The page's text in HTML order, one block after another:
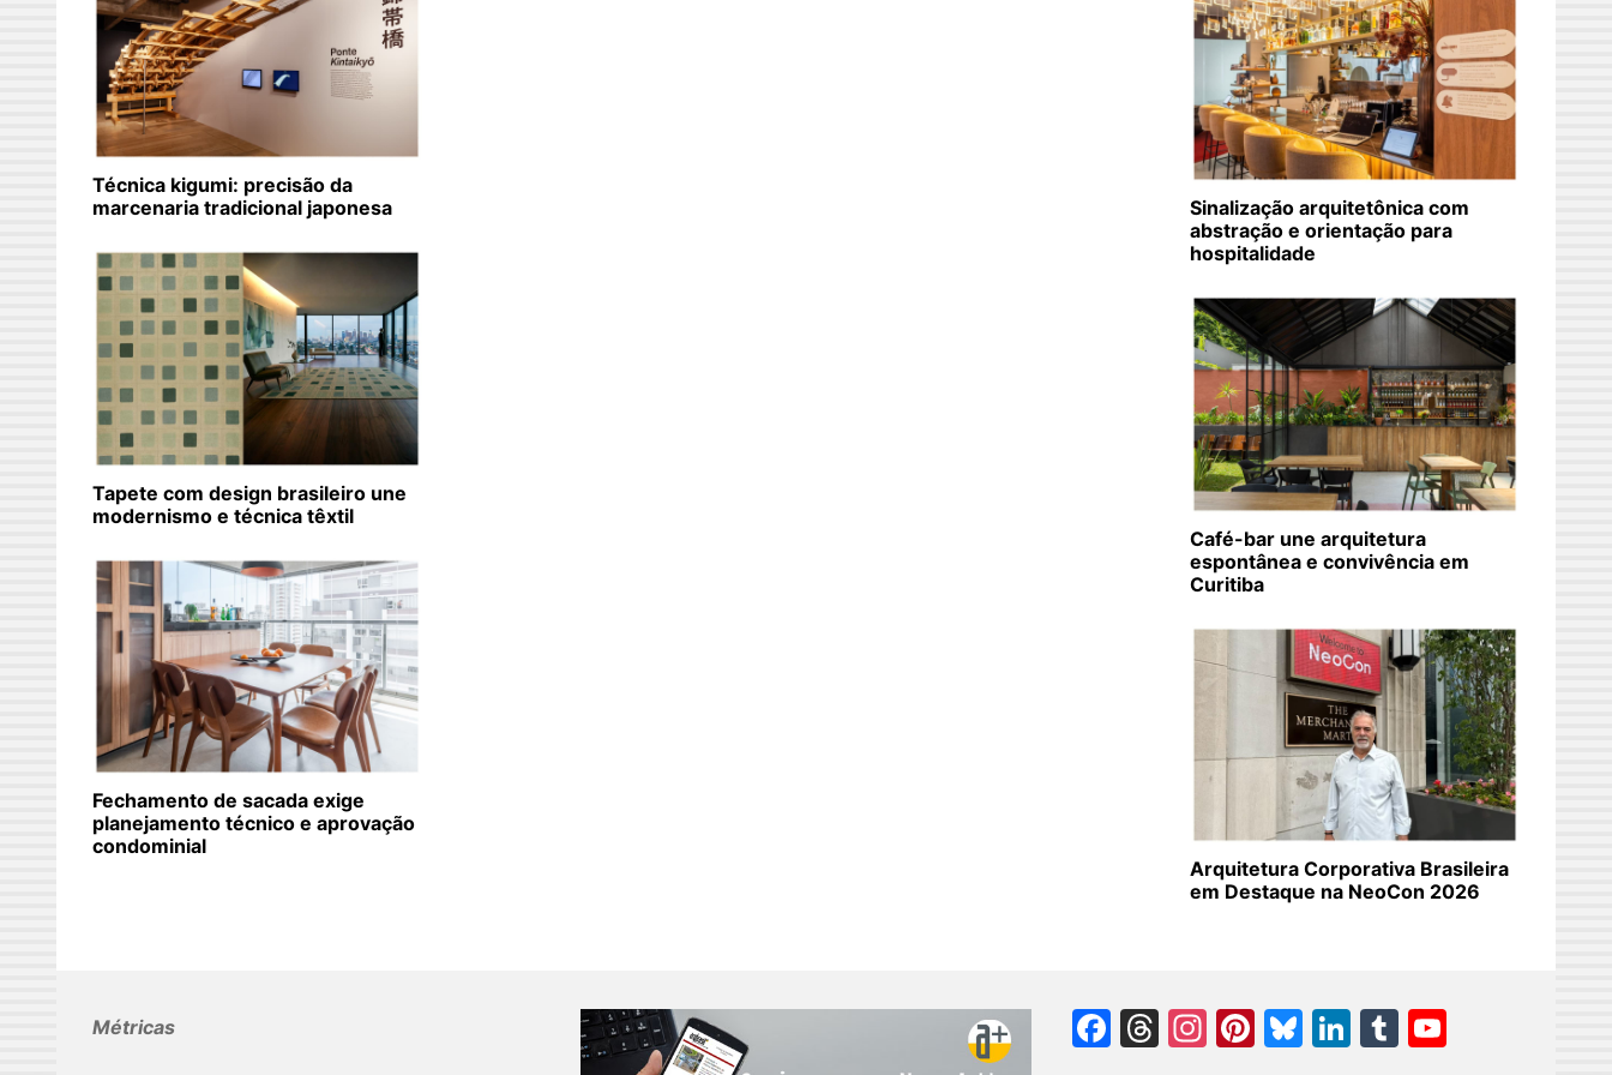
Técnica kigumi: precisão da
marcenaria tradicional japonesa
Tapete com design brasileiro une
modernismo e técnica têxtil
Fechamento de sacada exige
planejamento técnico e aprovação
condominial
Sinalização arquitetônica com
abstração e orientação para
hospitalidade
Café-bar une arquitetura
espontânea e convivência em
Curitiba
Arquitetura Corporativa Brasileira
em Destaque na NeoCon 2026
Métricas Facebook
Threads
Instagram
Pinterest
Bluesky
LinkedIn
Tumblr